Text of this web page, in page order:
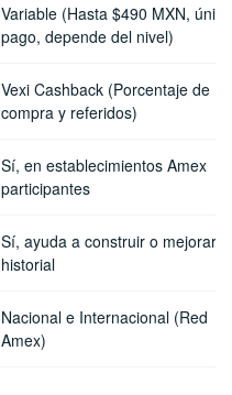
Variable (Hasta $490 MXN, único
pago, depende del nivel)
Vexi Cashback (Porcentaje de
compra y referidos)
Sí, en establecimientos Amex
participantes
Sí, ayuda a construir o mejorar el
historial
Nacional e Internacional (Red
Amex)